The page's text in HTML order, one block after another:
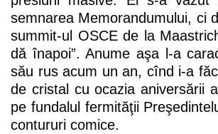
semnarea Memorandumului, ci
summit-ul OSCE de la
dă înapoi”. Anume aşa l-a
său rus acum un an, cînd i-a
de cristal cu ocazia aniversării
pe fundalul fermităţii
contururi comice.